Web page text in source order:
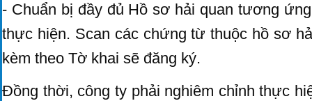
- Chuẩn bị đầy đủ Hồ sơ hải quan tương
thực hiện. Scan các chứng từ thuộc hồ sơ
kèm theo Tờ khai sẽ đăng ký.
Đồng thời, công ty phải nghiêm chỉnh thực